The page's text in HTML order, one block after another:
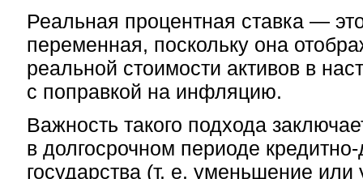
Реальная процентная ставка —
переменная, поскольку она
реальной стоимости активов в
с поправкой на инфляцию.
Важность такого подхода
в долгосрочном периоде
государства (т. е. уменьшение или